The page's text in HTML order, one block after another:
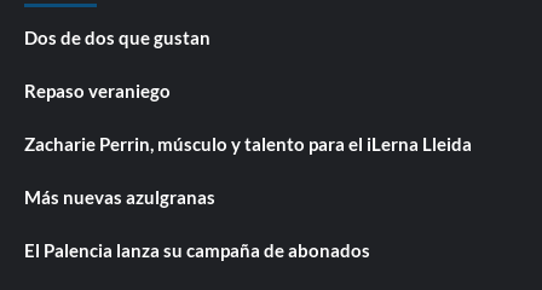
Dos de dos que gustan
Repaso veraniego
Zacharie Perrin, músculo y talento para el iLerna Lleida
Más nuevas azulgranas
El Palencia lanza su campaña de abonados